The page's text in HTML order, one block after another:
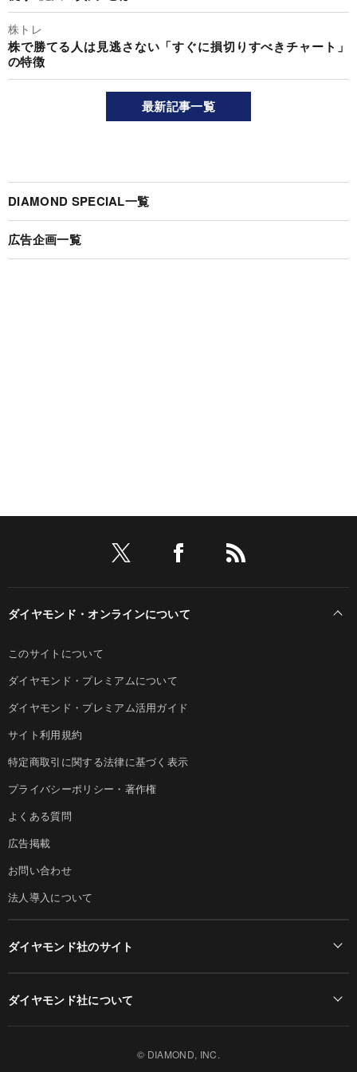
株トレ
株で勝てる人は見逃さない「すぐに損切りすべきチャート」
の特徴
最新記事一覧
DIAMOND SPECIAL一覧
広告企画一覧
ダイヤモンド・オンラインについて
このサイトについて
ダイヤモンド・プレミアムについて
ダイヤモンド・プレミアム活用ガイド
サイト利用規約
特定商取引に関する法律に基づく表示
プライバシーポリシー・著作権
よくある質問
広告掲載
お問い合わせ
法人導入について
ダイヤモンド社のサイト
ダイヤモンド社について
© DIAMOND, INC.